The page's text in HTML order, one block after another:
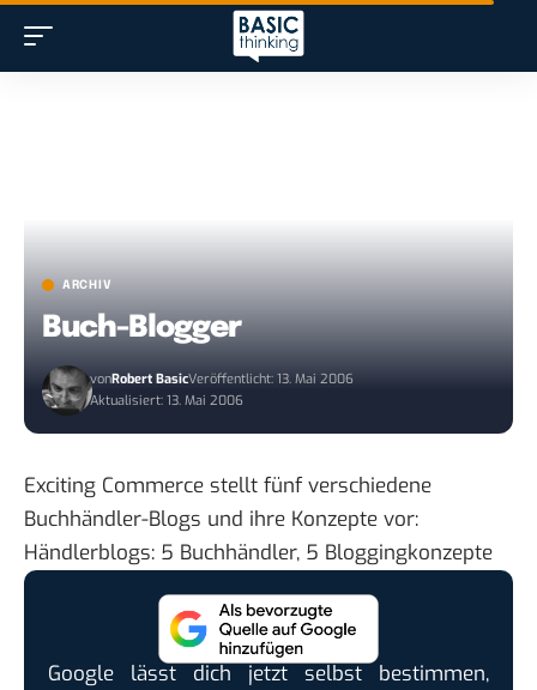
ARCHIV
Buch-Blogger
vonRobert BasicVeröffentlicht: 13. Mai 2006
Aktualisiert: 13. Mai 2006
Exciting Commerce stellt fünf verschiedene
Buchhändler-Blogs und ihre Konzepte vor:
Händlerblogs: 5 Buchhändler, 5 Bloggingkonzepte
Google lässt dich jetzt selbst bestimmen,